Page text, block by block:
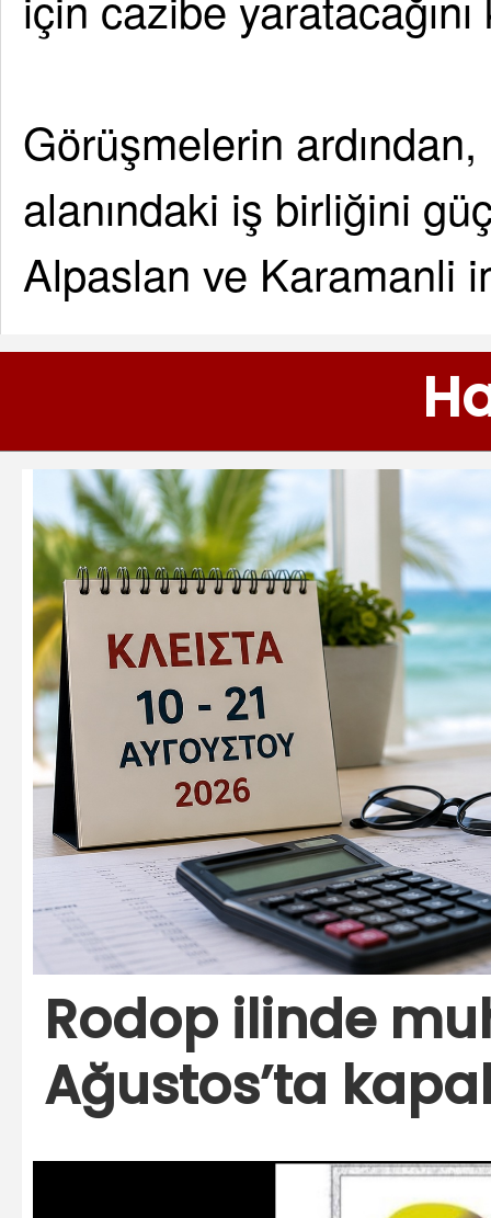
Görüşmelerin
alanındaki iş birliğini
Alpaslan ve Karamanli
Rodop ilinde
Ağustos’ta